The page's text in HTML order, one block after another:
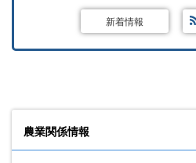
新着情報
農業関係情報